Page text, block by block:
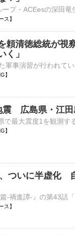
】
頼清徳総統が視
く」
】
震 広島県・江田
】
ついに半虚化
】